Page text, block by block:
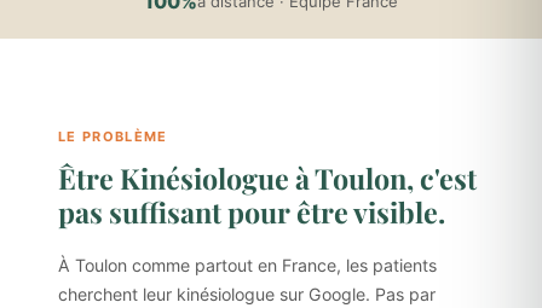
LE PROBLÈME
Être Kinésiologue à Toulon, c'est
pas suffisant pour être visible.
À Toulon comme partout en France, les patients
cherchent leur kinésiologue sur Google. Pas par